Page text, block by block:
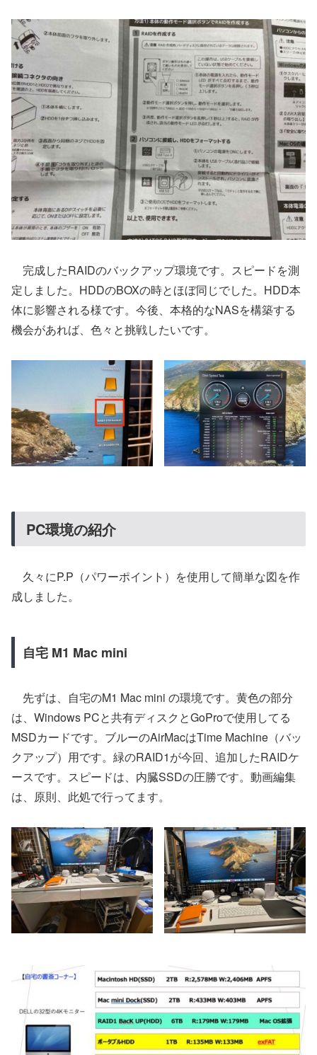
完成したRAIDのバックアップ環境です。スピードを測
定しました。HDDのBOXの時とほぼ同じでした。HDD本
体に影響される様です。今後、本格的なNASを構築する
機会があれば、色々と挑戦したいです。
PC環境の紹介
久々にP.P（パワーポイント）を使用して簡単な図を作
成しました。
自宅 M1 Mac mini
先ずは、自宅のM1 Mac mini の環境です。黄色の部分
は、Windows PCと共有ディスクとGoProで使用してる
MSDカードです。ブルーのAirMacはTime Machine（バッ
クアップ）用です。緑のRAID1が今回、追加したRAIDケ
ースです。スピードは、内臓SSDの圧勝です。動画編集
は、原則、此処で行ってます。